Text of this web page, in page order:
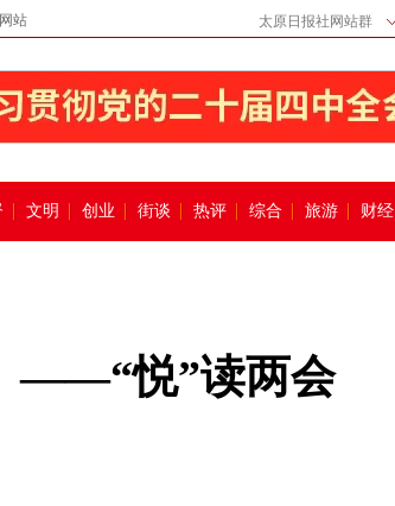
站 太原日报社网站群
文明 创业 街谈 热评 综合 旅游 财经
——“悦”读两会